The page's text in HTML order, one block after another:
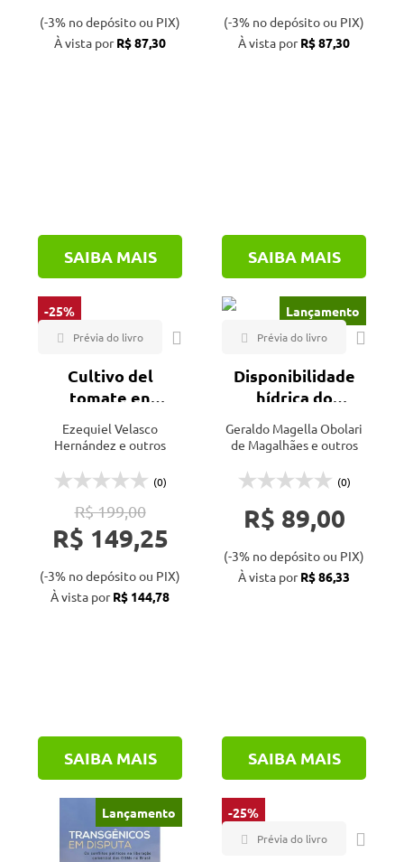
(-3% no depósito ou PIX)
À vista porR$ 87,30
SAIBA MAIS
(-3% no depósito ou PIX)
À vista porR$ 87,30
SAIBA MAIS
-25%
Cultivo del
tomate en
hidroponía e
invernadero - 3ª
Ezequiel Velasco
Hernández e outros
(0)
R$ 199,00
R$ 149,25
(-3% no depósito ou PIX)
À vista porR$ 144,78
SAIBA MAIS
Lançamento
Disponibilidade
hídrica do
cerrado e
impacto da
biocombustíveis -
2ª ed.
Geraldo Magella Obolari
de Magalhães e outros
(0)
R$ 89,00
(-3% no depósito ou PIX)
À vista porR$ 86,33
SAIBA MAIS
Lançamento -25%